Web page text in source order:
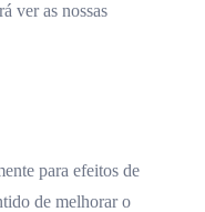
ver as nossas
para efeitos de
de melhorar o